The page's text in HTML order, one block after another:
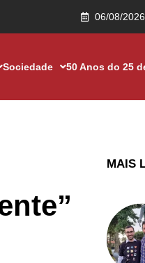
06/08/2026
Sociedade 50 Anos do 25
MAIS